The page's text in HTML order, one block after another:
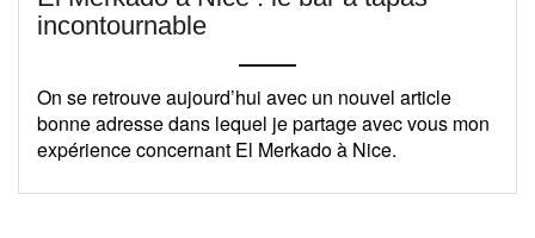
incontournable
On se retrouve aujourd’hui avec un nouvel article
bonne adresse dans lequel je partage avec vous mon
expérience concernant El Merkado à Nice.